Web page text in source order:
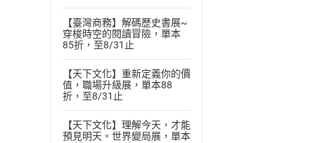
【臺灣商務】解碼歷史書展~
穿梭時空的閱讀冒險，單本
85折，至8/31止
【天下文化】重新定義你的價
值，職場升級展，單本88
折，至8/31止
【天下文化】理解今天，才能
預見明天。世界變局展，單本